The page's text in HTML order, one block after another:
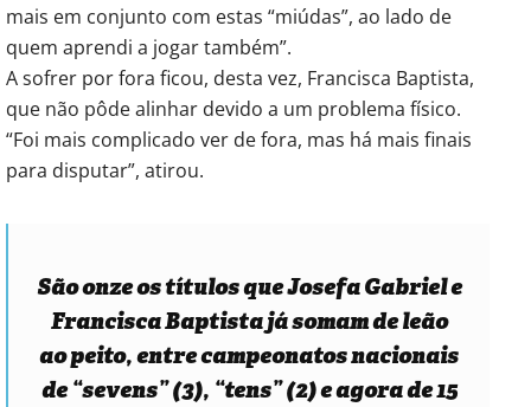
mais em conjunto com estas “miúdas”, ao lado de
quem aprendi a jogar também”.
A sofrer por fora ficou, desta vez, Francisca Baptista,
que não pôde alinhar devido a um problema físico.
“Foi mais complicado ver de fora, mas há mais finais
para disputar”, atirou.
São onze os títulos que Josefa Gabriel e
Francisca Baptista já somam de leão
ao peito, entre campeonatos nacionais
de “sevens” (3), “tens” (2) e agora de 15